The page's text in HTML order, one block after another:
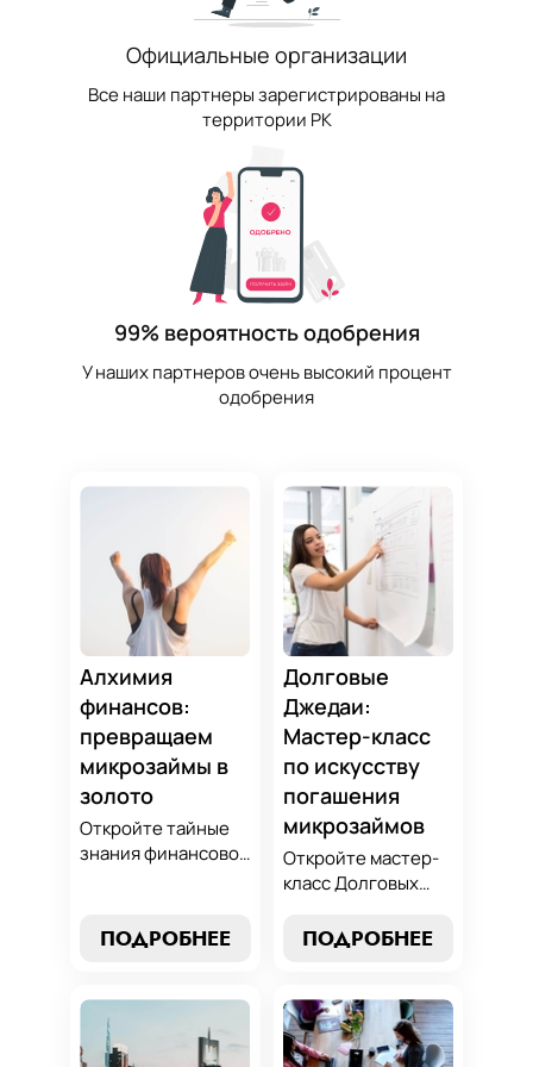
Официальные организации
Все наши партнеры зарегистрированы на
территории РК
99% вероятность одобрения
У наших партнеров очень высокий процент
одобрения
Алхимия
финансов:
превращаем
микрозаймы в
золото
Откройте тайные
знания финансовой
превращать
обязательства по
золотые
возможности.
Погрузитесь в мир
ПОДРОБНЕЕ
Долговые
Джедаи:
Мастер-класс
по искусству
погашения
микрозаймов
Откройте мастер-
класс Долговых
погашению
финансового
равновесия.
Узнайте, как
ПОДРОБНЕЕ